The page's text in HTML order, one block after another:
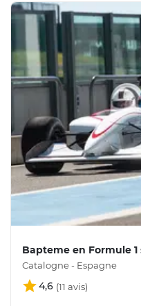
Bapteme en Formule
Catalogne - Espagne
4,6